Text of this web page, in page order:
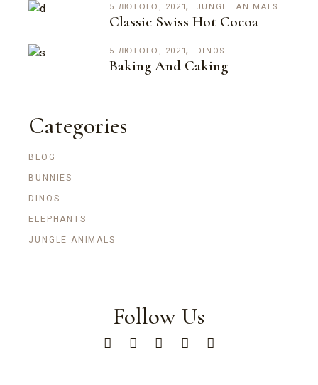
5 ЛЮТОГО, 2021 JUNGLE ANIMALS
Classic Swiss Hot Cocoa
5 ЛЮТОГО, 2021 DINOS
Baking And Caking
Categories
BLOG
BUNNIES
DINOS
ELEPHANTS
JUNGLE ANIMALS
Follow Us